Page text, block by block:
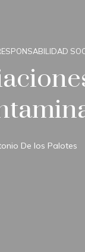
De los Palotes